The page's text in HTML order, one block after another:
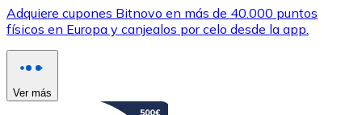
Adquiere cupones Bitnovo en más de 40.000 puntos
físicos en Europa y canjealos por celo desde la app.
Ver más